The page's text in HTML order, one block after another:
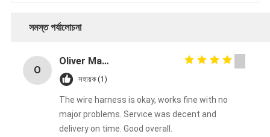
সমস্ত পর্যালোচনা
O
Oliver Martinez
সহায়ক (1)
The wire harness is okay, works fine with no
major problems. Service was decent and
delivery on time. Good overall.